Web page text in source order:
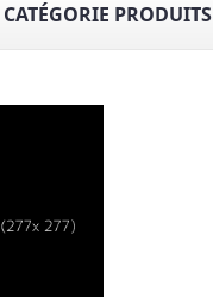
CATÉGORIE PRODUITS